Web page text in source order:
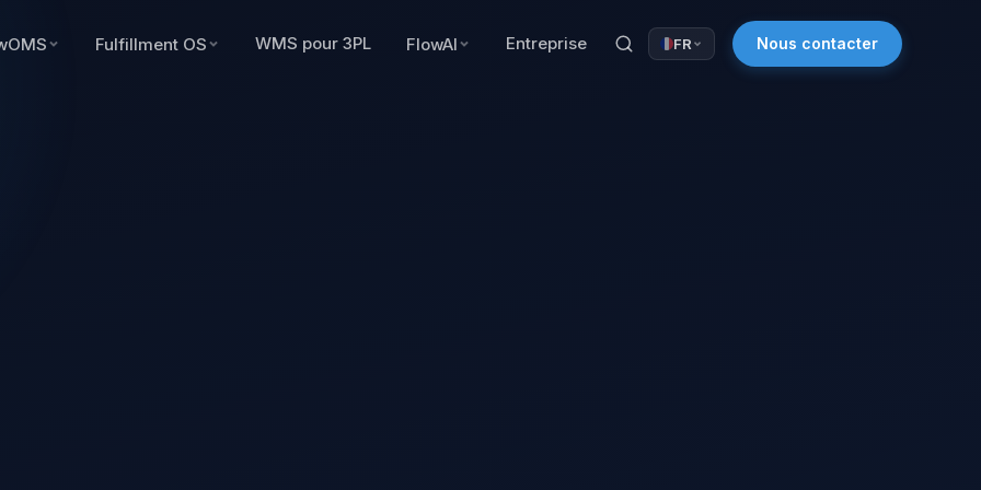
Fulfillment OS WMS pour 3PL FlowAI Entreprise FR Nous contacter